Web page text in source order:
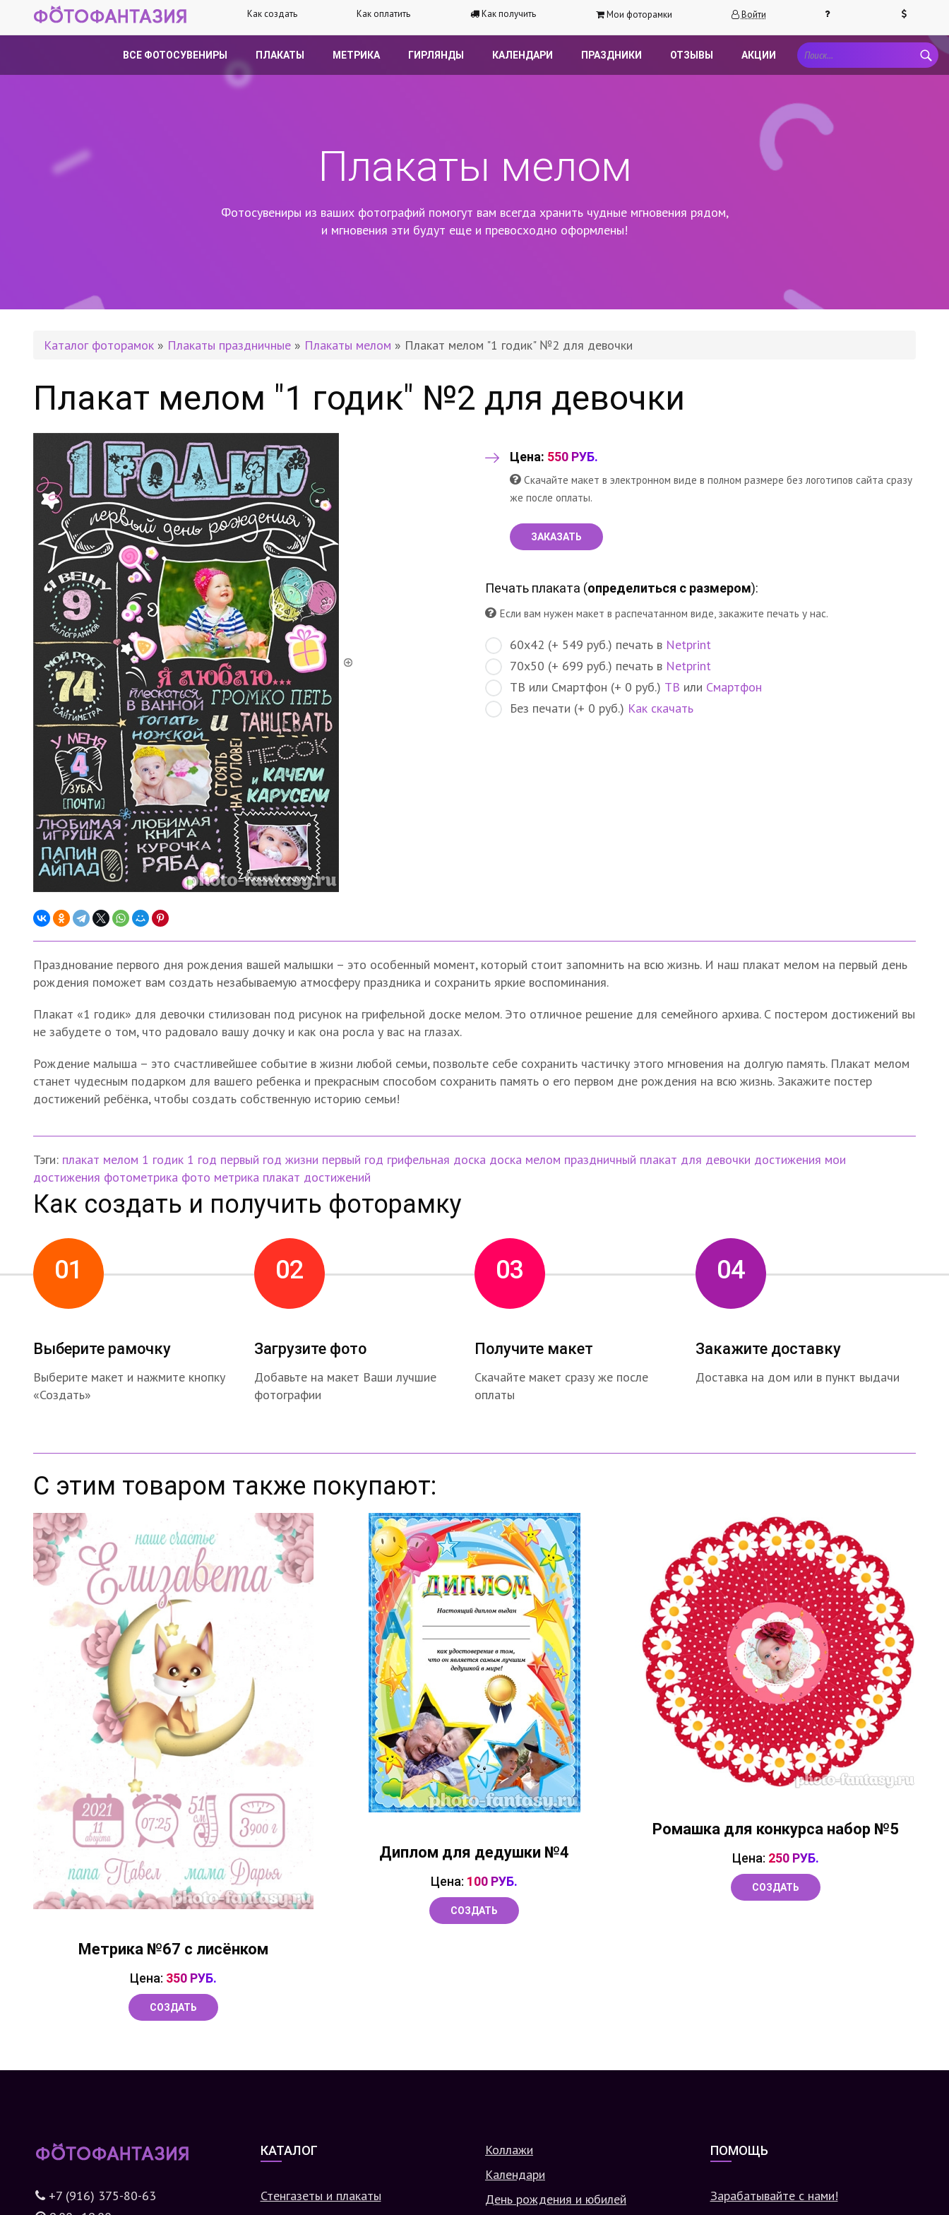
Как создать Как оплатить Как получить Мои фоторамки Войти
ВСЕ ФОТОСУВЕНИРЫ ПЛАКАТЫ МЕТРИКА ГИРЛЯНДЫ КАЛЕНДАРИ ПРАЗДНИКИ ОТЗЫВЫ АКЦИИ
Плакаты мелом
Фотосувениры из ваших фотографий помогут вам всегда хранить чудные мгновения рядом,
и мгновения эти будут еще и превосходно оформлены!
Каталог фоторамок » Плакаты праздничные » Плакаты мелом » Плакат мелом "1 годик" №2 для девочки
Плакат мелом "1 годик" №2 для девочки
Цена: 550 РУБ.
Скачайте макет в электронном виде в полном размере без логотипов сайта сразу
же после оплаты.
ЗАКАЗАТЬ
Печать плаката (определиться с размером):
Если вам нужен макет в распечатанном виде, закажите печать у нас.
60х42 (+ 549 руб.) печать в Netprint
70х50 (+ 699 руб.) печать в Netprint
ТВ или Смартфон (+ 0 руб.) ТВ или Смартфон
Без печати (+ 0 руб.) Как скачать
Празднование первого дня рождения вашей малышки – это особенный момент, который стоит запомнить на всю жизнь. И наш плакат мелом на первый день
рождения поможет вам создать незабываемую атмосферу праздника и сохранить яркие воспоминания.
Плакат «1 годик» для девочки стилизован под рисунок на грифельной доске мелом. Это отличное решение для семейного архива. С постером достижений вы
не забудете о том, что радовало вашу дочку и как она росла у вас на глазах.
Рождение малыша – это счастливейшее событие в жизни любой семьи, позвольте себе сохранить частичку этого мгновения на долгую память. Плакат мелом
станет чудесным подарком для вашего ребенка и прекрасным способом сохранить память о его первом дне рождения на всю жизнь. Закажите постер
достижений ребёнка, чтобы создать собственную историю семьи!
Тэги: плакат мелом 1 годик 1 год первый год жизни первый год грифельная доска доска мелом праздничный плакат для девочки достижения мои
достижения фотометрика фото метрика плакат достижений
Как создать и получить фоторамку
01
Выберите рамочку
Выберите макет и нажмите кнопку
«Создать»
02
Загрузите фото
Добавьте на макет Ваши лучшие
фотографии
03
Получите макет
Скачайте макет сразу же после
оплаты
04
Закажите доставку
Доставка на дом или в пункт выдачи
С этим товаром также покупают:
Метрика №67 с лисёнком
Цена: 350 РУБ.
СОЗДАТЬ
Диплом для дедушки №4
Цена: 100 РУБ.
СОЗДАТЬ
Ромашка для конкурса набор №5
Цена: 250 РУБ.
СОЗДАТЬ
+7 (916) 375-80-63
КАТАЛОГ
Стенгазеты и плакаты
Коллажи
Календари
День рождения и юбилей
ПОМОЩЬ
Зарабатывайте с нами!